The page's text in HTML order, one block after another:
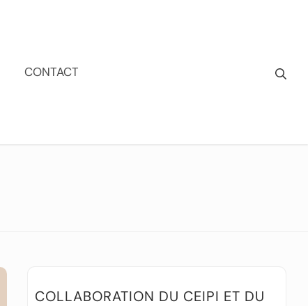
CONTACT
COLLABORATION DU CEIPI ET DU